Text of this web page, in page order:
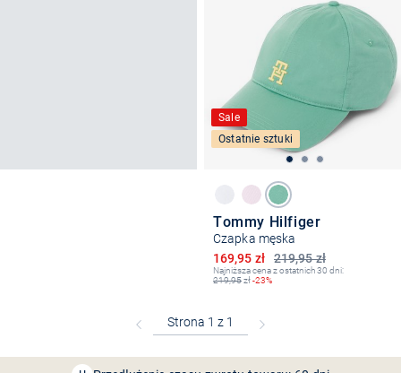
Sale
Ostatnie sztuki
Tommy Hilfiger
Czapka męska
219,95 zł
Obniżona cena
169,95 zł
Najniższa cena z ostatnich 30 dni:
219,95zł-23%
Bezpłatna dostawa z Friends